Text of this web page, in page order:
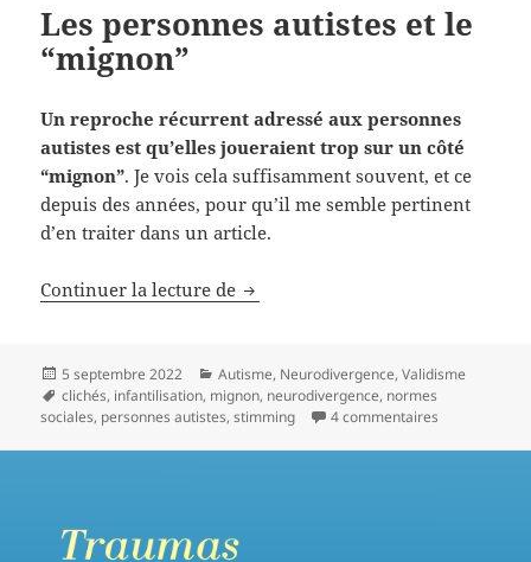
Les personnes autistes et le
“mignon”
Un reproche récurrent adressé aux personnes
autistes est qu’elles joueraient trop sur un côté
“mignon”. Je vois cela suffisamment souvent, et ce
depuis des années, pour qu’il me semble pertinent
d’en traiter dans un article.
Continuer la lecture de Les personnes autistes et le
Publié
le
5 septembre 2022 Catégories
Autisme, Neurodivergence,Validisme
Mots-
clés
clichés, infantilisation, mignon, neurodivergence, normes
sociales, personnes autistes,stimming 4 commentaires